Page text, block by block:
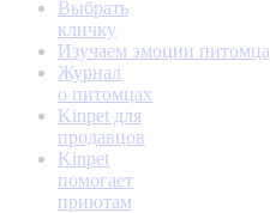
Выбрать
кличку
Изучаем эмоции питомца
Журнал
о питомцах
Kinpet для
продавцов
Kinpet
помогает
приютам